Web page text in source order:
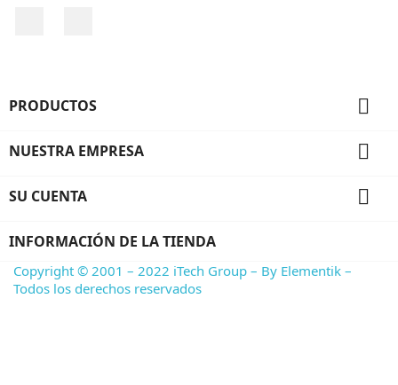
PRODUCTOS 
NUESTRA EMPRESA 
SU CUENTA 
INFORMACIÓN DE LA TIENDA
Copyright © 2001 – 2022 iTech Group – By Elementik –
Todos los derechos reservados